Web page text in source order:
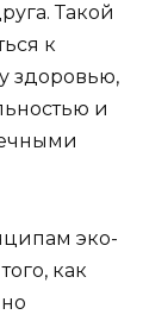
Такой
к
здоровью,
и
эко-
как